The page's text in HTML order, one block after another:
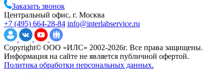
Заказать звонок
Центральный офис, г. Москва
+7 (495) 664-28-84 info@interlabservice.ru
Copyright© ООО «ИЛС» 2002-2026г. Все права защищены.
Информация на сайте не является публичной офертой.
Политика обработки персональных данных.